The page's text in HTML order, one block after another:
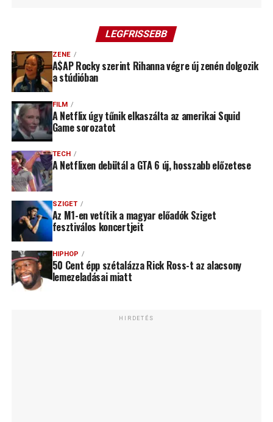
LEGFRISSEBB
ZENE
A$AP Rocky szerint Rihanna végre új zenén dolgozik
a stúdióban
FILM
A Netflix úgy tűnik elkaszálta az amerikai Squid
Game sorozatot
TECH
A Netflixen debütál a GTA 6 új, hosszabb előzetese
SZIGET
Az M1-en vetítik a magyar előadók Sziget
fesztiválos koncertjeit
HIPHOP
50 Cent épp szétalázza Rick Ross-t az alacsony
lemezeladásai miatt
HIRDETÉS